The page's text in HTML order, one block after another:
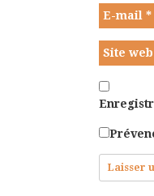
E-mail *
Site web